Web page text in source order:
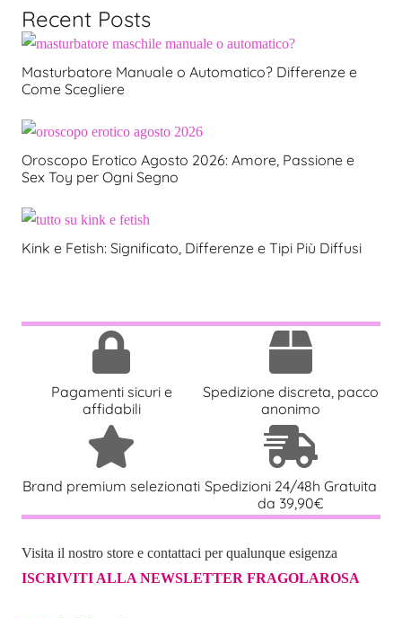
Recent Posts
Masturbatore Manuale o Automatico? Differenze e
Come Scegliere
Oroscopo Erotico Agosto 2026: Amore, Passione e
Sex Toy per Ogni Segno
Kink e Fetish: Significato, Differenze e Tipi Più Diffusi
Pagamenti sicuri e
affidabili
Spedizione discreta, pacco
anonimo
Brand premium selezionati Spedizioni 24/48h Gratuita
da 39,90€
Visita il nostro store e contattaci per qualunque esigenza
ISCRIVITI ALLA NEWSLETTER FRAGOLAROSA